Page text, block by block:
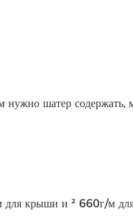
шатер содержать,
для крыши и ² 660г/м